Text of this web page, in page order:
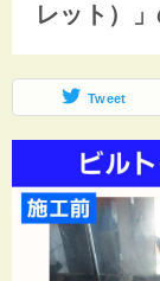
レット）
Tweet